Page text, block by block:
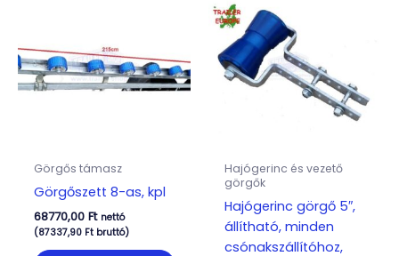
Görgős támasz
Görgőszett 8-as, kpl
68770,00 Ft nettó
(87337,90 Ftbruttó)
Hajógerinc és vezető
görgők
Hajógerinc görgő 5″,
állítható, minden
csónakszállítóhoz,